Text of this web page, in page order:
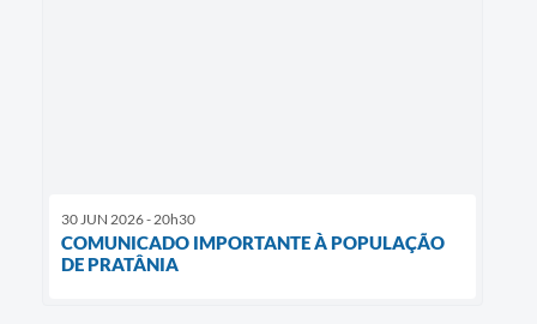
30 JUN 2026 - 20h30
COMUNICADO IMPORTANTE À POPULAÇÃO
DE PRATÂNIA